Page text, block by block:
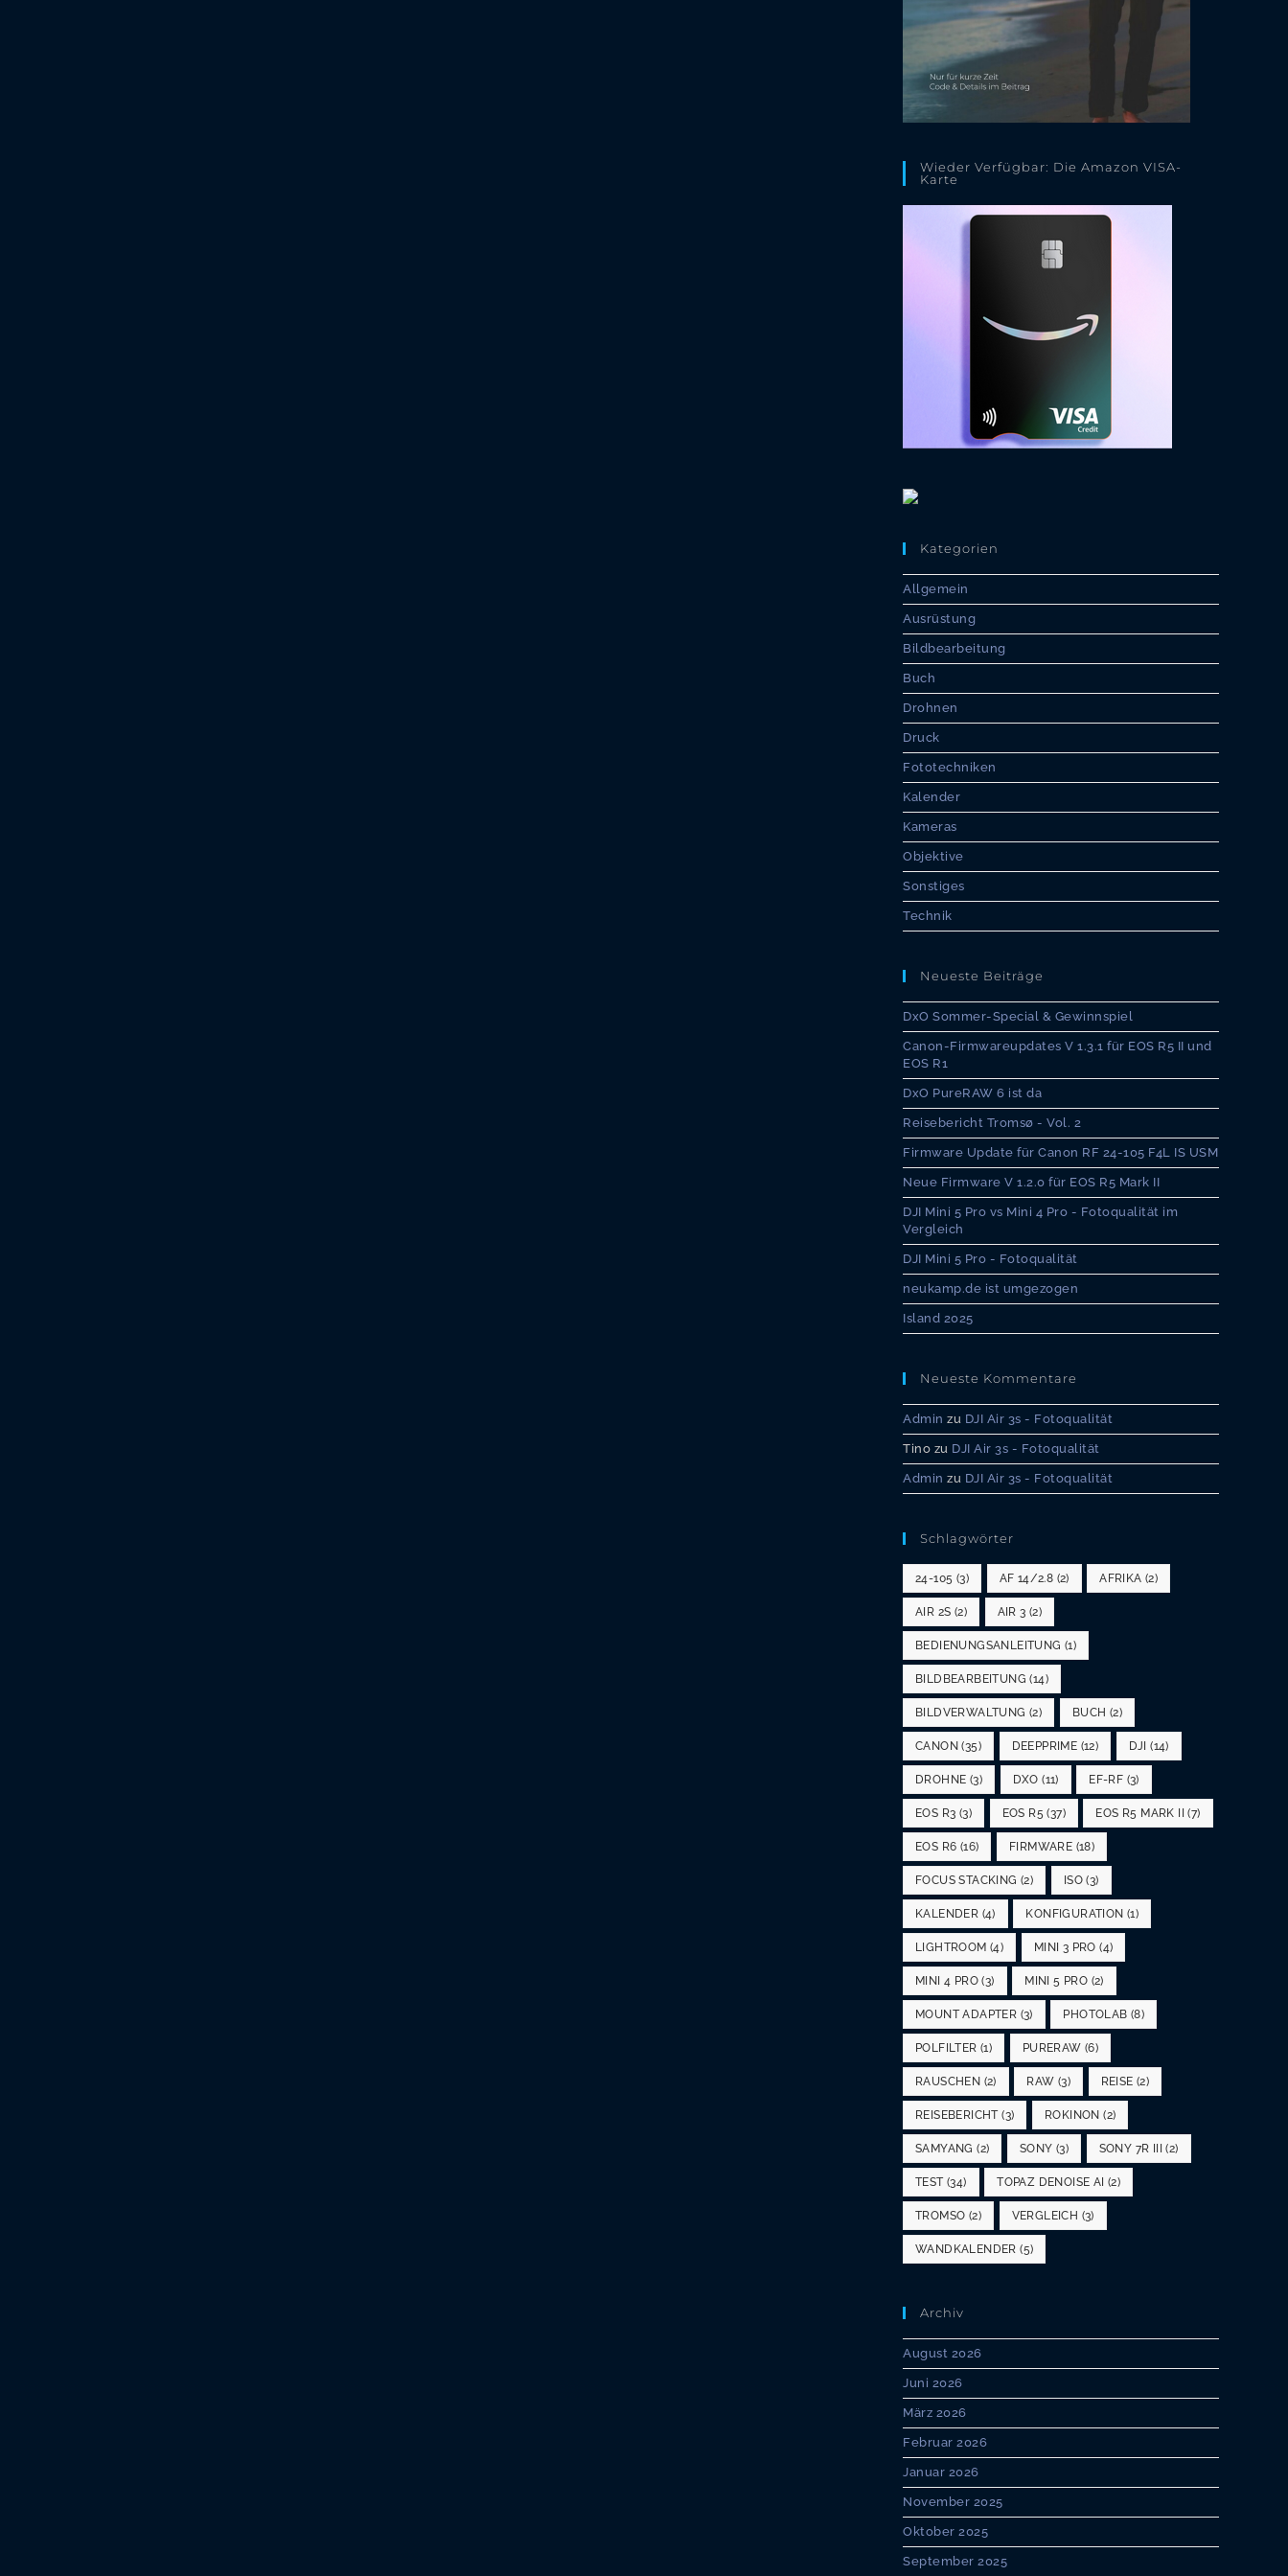
Wieder Verfügbar: Die Amazon VISA-
Karte
Kategorien
Allgemein
Ausrüstung
Bildbearbeitung
Buch
Drohnen
Druck
Fototechniken
Kalender
Kameras
Objektive
Sonstiges
Technik
Neueste Beiträge
DxO Sommer-Special & Gewinnspiel
Canon-Firmwareupdates V 1.3.1 für EOS R5 II und
EOS R1
DxO PureRAW 6 ist da
Reisebericht Tromsø - Vol. 2
Firmware Update für Canon RF 24-105 F4L IS USM
Neue Firmware V 1.2.0 für EOS R5 Mark II
DJI Mini 5 Pro vs Mini 4 Pro - Fotoqualität im
Vergleich
DJI Mini 5 Pro - Fotoqualität
neukamp.de ist umgezogen
Island 2025
Neueste Kommentare
Admin zu DJI Air 3s - Fotoqualität
Tino zu DJI Air 3s - Fotoqualität
Admin zu DJI Air 3s - Fotoqualität
Schlagwörter
24-105 (3) AF 14/2.8 (2) AFRIKA (2)
AIR 2S (2) AIR 3 (2)
BEDIENUNGSANLEITUNG (1)
BILDBEARBEITUNG (14)
BILDVERWALTUNG (2) BUCH (2)
CANON (35) DEEPPRIME (12) DJI (14)
DROHNE (3) DXO (11) EF-RF (3)
EOS R3 (3) EOS R5 (37) EOS R5 MARK II (7)
EOS R6 (16) FIRMWARE (18)
FOCUS STACKING (2) ISO(3)
KALENDER (4) KONFIGURATION (1)
LIGHTROOM (4) MINI 3 PRO (4)
MINI 4 PRO (3) MINI 5 PRO (2)
MOUNT ADAPTER (3) PHOTOLAB (8)
POLFILTER (1) PURERAW (6)
RAUSCHEN (2) RAW (3) REISE (2)
REISEBERICHT(3) ROKINON (2)
SAMYANG (2) SONY (3) SONY 7R III (2)
TEST(34) TOPAZ DENOISE AI (2)
TROMSO (2) VERGLEICH (3)
WANDKALENDER (5)
Archiv
August 2026
Juni 2026
März 2026
Februar 2026
Januar 2026
November 2025
Oktober 2025
September 2025